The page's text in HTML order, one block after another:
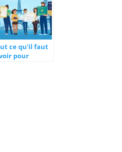
ce qu’il faut
pour